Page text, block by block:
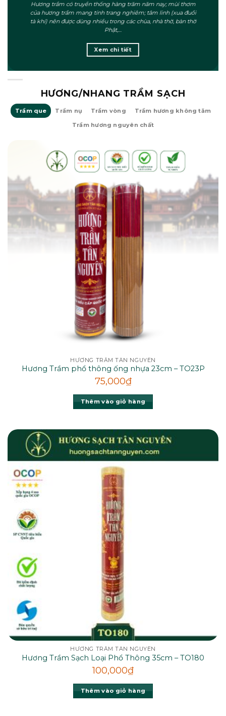
Hương trầm có truyền thống hàng trăm năm nay; mùi thơm
của hương trầm mang tính trang nghiêm; tâm linh (xua đuổi
tà khí) nên được dùng nhiều trong các chùa, nhà thờ, bàn thờ
Phật,…
Xem chi tiết
HƯƠNG/NHANG TRẦM SẠCH
Trầm que Trầm nụ Trầm vòng
Trầm hương không tăm
Trầm hương nguyên chất
HƯƠNG TRẦM TÂN NGUYÊN
Hương Trầm phổ thông ống nhựa 23cm – TO23P
75,000₫
Thêm vào giỏ hàng
HƯƠNG TRẦM TÂN NGUYÊN
Hương Trầm Sạch Loại Phổ Thông 35cm – TO180
100,000₫
Thêm vào giỏ hàng